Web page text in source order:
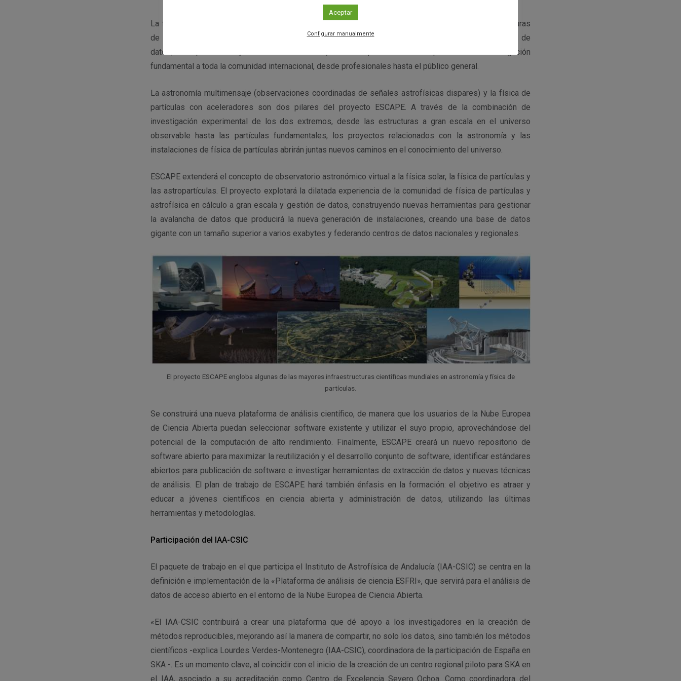
La financiación asignada de dieciséis millones de euros contribuirá a que las principales infraestructuras
de investigación europeas trabajen juntas para encontrar soluciones comunes a sus desafíos a nivel de
datos, interoperabilidad y acceso a los mismos, así como para acentuar la apertura de la investigación
fundamental a toda la comunidad internacional, desde profesionales hasta el público general.
La astronomía multimensaje (observaciones coordinadas de señales astrofísicas dispares) y la física de
partículas con aceleradores son dos pilares del proyecto ESCAPE. A través de la combinación de
investigación experimental de los dos extremos, desde las estructuras a gran escala en el universo
observable hasta las partículas fundamentales, los proyectos relacionados con la astronomía y las
instalaciones de física de partículas abrirán juntas nuevos caminos en el conocimiento del universo.
ESCAPE extenderá el concepto de observatorio astronómico virtual a la física solar, la física de partículas y
las astropartículas. El proyecto explotará la dilatada experiencia de la comunidad de física de partículas y
astrofísica en cálculo a gran escala y gestión de datos, construyendo nuevas herramientas para gestionar
la avalancha de datos que producirá la nueva generación de instalaciones, creando una base de datos
gigante con un tamaño superior a varios exabytes y federando centros de datos nacionales y regionales.
El proyecto ESCAPE engloba algunas de las mayores infraestructuras científicas mundiales en astronomía y física de
partículas.
Se construirá una nueva plataforma de análisis científico, de manera que los usuarios de la Nube Europea
de Ciencia Abierta puedan seleccionar software existente y utilizar el suyo propio, aprovechándose del
potencial de la computación de alto rendimiento. Finalmente, ESCAPE creará un nuevo repositorio de
software abierto para maximizar la reutilización y el desarrollo conjunto de software, identificar estándares
abiertos para publicación de software e investigar herramientas de extracción de datos y nuevas técnicas
de análisis. El plan de trabajo de ESCAPE hará también énfasis en la formación: el objetivo es atraer y
educar a jóvenes científicos en ciencia abierta y administración de datos, utilizando las últimas
herramientas y metodologías.
Participación del IAA-CSIC
El paquete de trabajo en el que participa el Instituto de Astrofísica de Andalucía (IAA-CSIC) se centra en la
definición e implementación de la «Plataforma de análisis de ciencia ESFRI», que servirá para el análisis de
datos de acceso abierto en el entorno de la Nube Europea de Ciencia Abierta.
«El IAA-CSIC contribuirá a crear una plataforma que dé apoyo a los investigadores en la creación de
métodos reproducibles, mejorando así la manera de compartir, no solo los datos, sino también los métodos
científicos -explica Lourdes Verdes-Montenegro (IAA-CSIC), coordinadora de la participación de España en
SKA -. Es un momento clave, al coincidir con el inicio de la creación de un centro regional piloto para SKA en
el IAA, asociado a su acreditación como Centro de Excelencia Severo Ochoa. Como coordinadora del
Aceptar
Configurar manualmente